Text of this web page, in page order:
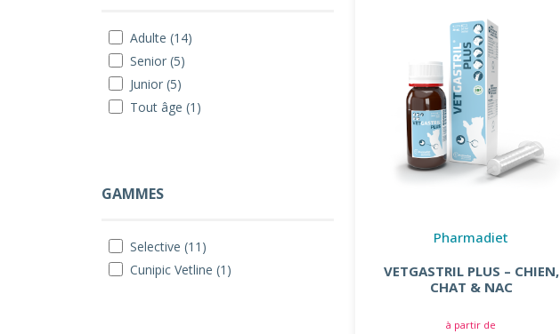
Adulte (14)
Senior (5)
Junior (5)
Tout âge (1)
GAMMES
Selective (11)
Cunipic Vetline (1)
Pharmadiet
VETGASTRIL PLUS – CHIEN,
CHAT & NAC
à partir de